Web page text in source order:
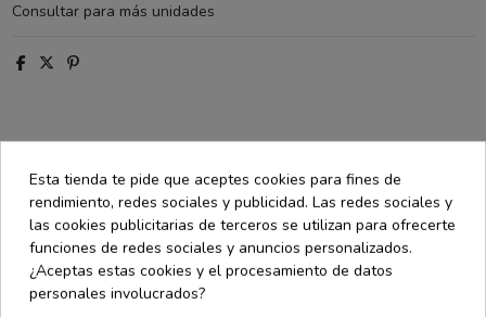
Consultar para más unidades
Detalles de producto
Opiniones(0)
Caja ecommerce 27x20x12 cm 10 uds
Esta tienda te pide que aceptes cookies para fines de
rendimiento, redes sociales y publicidad. Las redes sociales y
las cookies publicitarias de terceros se utilizan para ofrecerte
funciones de redes sociales y anuncios personalizados.
¿Aceptas estas cookies y el procesamiento de datos
personales involucrados?